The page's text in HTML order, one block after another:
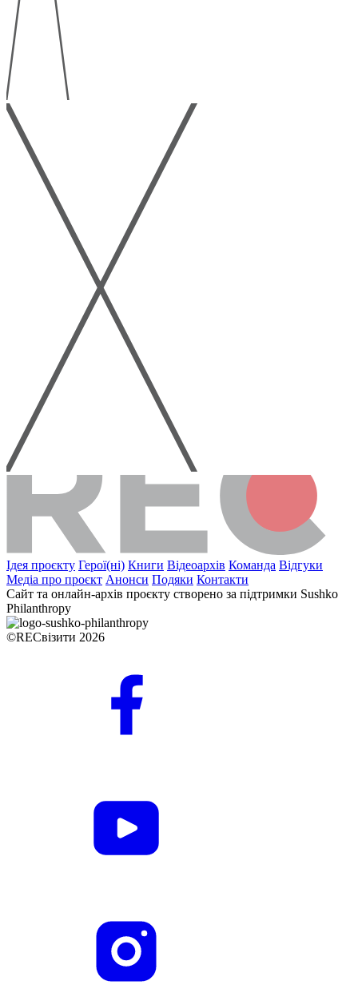
Ідея проєкту Герої(ні) Книги Відеоархів Команда Відгуки
Медіа про проєкт Анонси Подяки Контакти
Сайт та онлайн-архів проєкту створено за підтримки Sushko
Philanthropy
©RECвізити 2026